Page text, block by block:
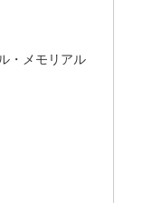
・メモリアル